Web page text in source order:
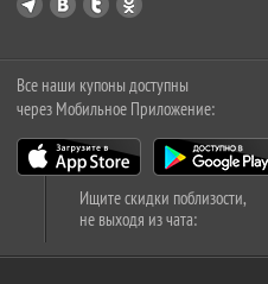
Все наши купоны доступны
через Мобильное Приложение:
Ищите скидки поблизости,
не выходя из чата: